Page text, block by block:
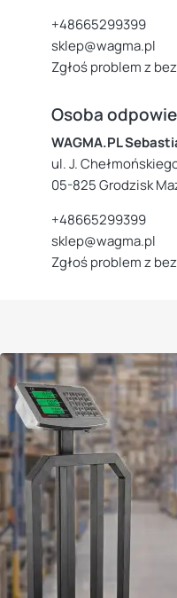
+48665299399
sklep@wagma.pl
Zgłoś problem z
Osoba
WAGMA.PL
ul. J.
05-825 Grodzisk
+48665299399
sklep@wagma.pl
Zgłoś problem z